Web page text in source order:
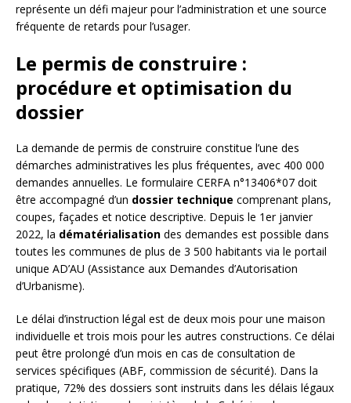
représente un défi majeur pour l’administration et une source
fréquente de retards pour l’usager.
Le permis de construire :
procédure et optimisation du
dossier
La demande de permis de construire constitue l’une des
démarches administratives les plus fréquentes, avec 400 000
demandes annuelles. Le formulaire CERFA n°13406*07 doit
être accompagné d’un dossier technique comprenant plans,
coupes, façades et notice descriptive. Depuis le 1er janvier
2022, la dématérialisation des demandes est possible dans
toutes les communes de plus de 3 500 habitants via le portail
unique AD’AU (Assistance aux Demandes d’Autorisation
d’Urbanisme).
Le délai d’instruction légal est de deux mois pour une maison
individuelle et trois mois pour les autres constructions. Ce délai
peut être prolongé d’un mois en cas de consultation de
services spécifiques (ABF, commission de sécurité). Dans la
pratique, 72% des dossiers sont instruits dans les délais légaux